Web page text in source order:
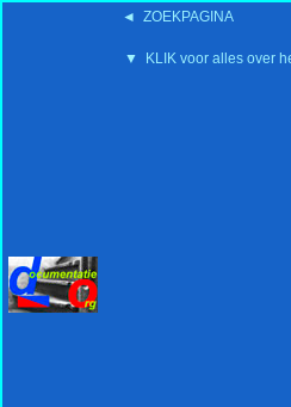
◄ ZOEKPAGINA
▼ KLIK voor alles over
'15:19 19-2-2008